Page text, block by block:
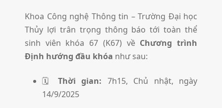
Khoa Công nghệ Thông tin – Trường Đại học
Thủy lợi trân trọng thông báo tới toàn thể
sinh viên khóa 67 (K67) về Chương trình
Định hướng đầu khóa như sau:
🗓 Thời gian: 7h15, Chủ nhật, ngày
14/9/2025